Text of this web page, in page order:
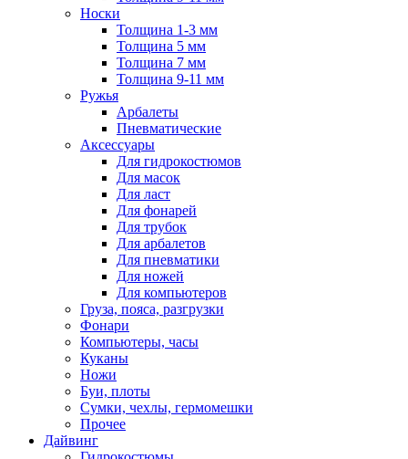
Носки
Толщина 1-3 мм
Толщина 5 мм
Толщина 7 мм
Толщина 9-11 мм
Ружья
Арбалеты
Пневматические
Аксессуары
Для гидрокостюмов
Для масок
Для ласт
Для фонарей
Для трубок
Для арбалетов
Для пневматики
Для ножей
Для компьютеров
Груза, пояса, разгрузки
Фонари
Компьютеры, часы
Куканы
Ножи
Буи, плоты
Сумки, чехлы, гермомешки
Прочее
Дайвинг